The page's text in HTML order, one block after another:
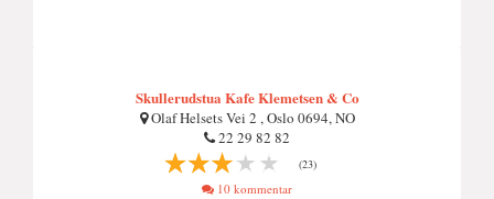
Skullerudstua Kafe Klemetsen & Co
Olaf Helsets Vei 2 , Oslo 0694, NO
22 29 82 82
(23)
10 kommentar